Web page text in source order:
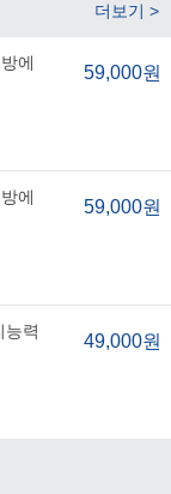
더보기 >
에
59,000원
에
59,000원
능력 49,000원